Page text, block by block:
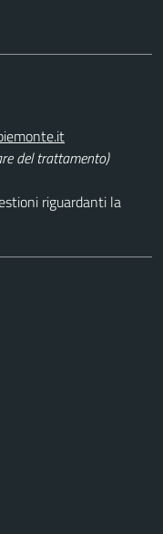
del trattamento)
riguardanti la